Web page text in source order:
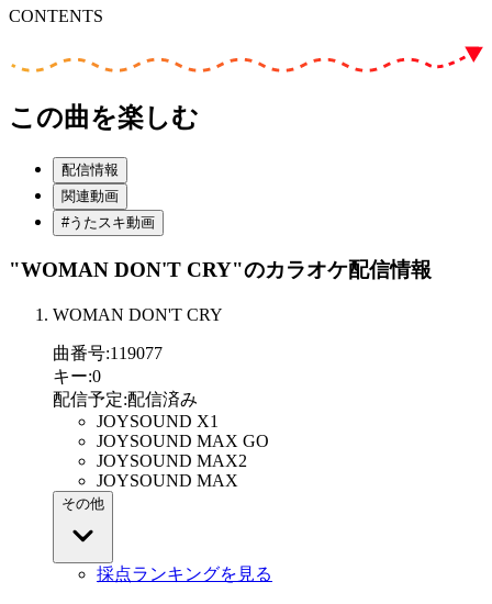
CONTENTS
この曲を楽しむ
配信情報
関連動画
#うたスキ動画
"WOMAN DON'T CRY"のカラオケ配信情報
WOMAN DON'T CRY
曲番号:119077
キー:0
配信予定:配信済み
JOYSOUND X1
JOYSOUND MAX GO
JOYSOUND MAX2
JOYSOUND MAX
その他
採点ランキングを見る